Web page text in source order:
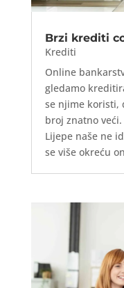
Brzi krediti
Krediti
Online
gledamo
se njime koristi,
broj znatno
Lijepe naše ne
se više okreću